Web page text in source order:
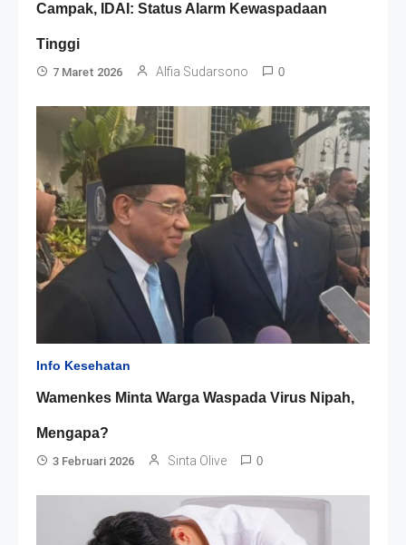
Campak, IDAI: Status Alarm Kewaspadaan
Tinggi
7 Maret 2026 Alfia Sudarsono 0
Info Kesehatan
Wamenkes Minta Warga Waspada Virus Nipah,
Mengapa?
3 Februari 2026 Sinta Olive 0